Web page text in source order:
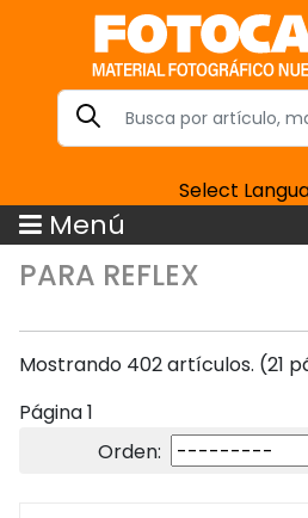
Select
Menú
PARA REFLEX
Mostrando 402 artículos. (21
Página 1
Orden: